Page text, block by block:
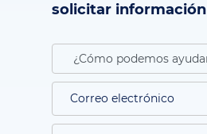
solicitar información